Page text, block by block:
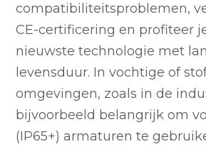
compatibiliteitsproblemen,
CE-certificering en profiteer
nieuwste technologie met
levensduur. In vochtige of
omgevingen, zoals in de
bijvoorbeeld belangrijk om
(IP65+) armaturen te